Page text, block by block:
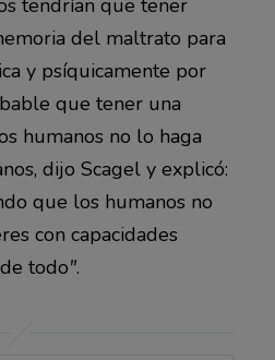
tendrían que tener
del maltrato para
y psíquicamente por
que tener una
humanos no lo haga
dijo Scagel y explicó:
que los humanos no
con capacidades
todo".